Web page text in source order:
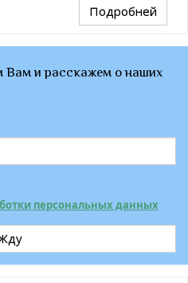
Подробней
Вам и расскажем о наших
персональных данных